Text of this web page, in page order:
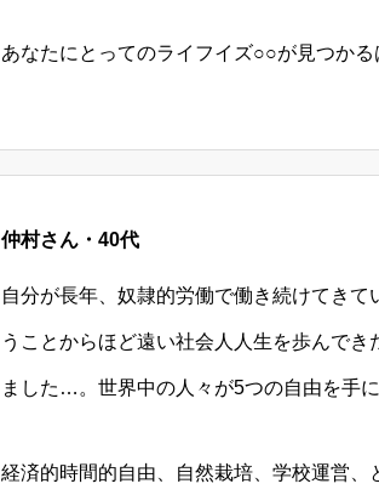
あなたにとってのライフイズ○○が見つかる
仲村さん・40代
自分が長年、奴隷的労働で働き続けてき
うことからほど遠い社会人人生を歩んで
ました…。世界中の人々が5つの自由を手
経済的時間的自由、自然栽培、学校運営